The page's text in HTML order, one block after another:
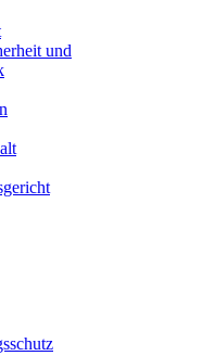
und